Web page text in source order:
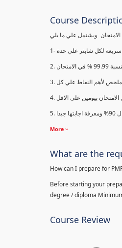
Course
ملخص لأهم النقاط علي كل
More
What are the
How can I prepare for
Before starting your
degree / diploma
Course Review